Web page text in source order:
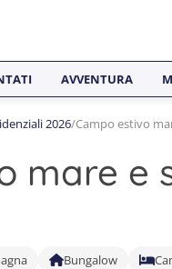
AVVENTURA
2026/Campo estivo
mare e
Bungalow